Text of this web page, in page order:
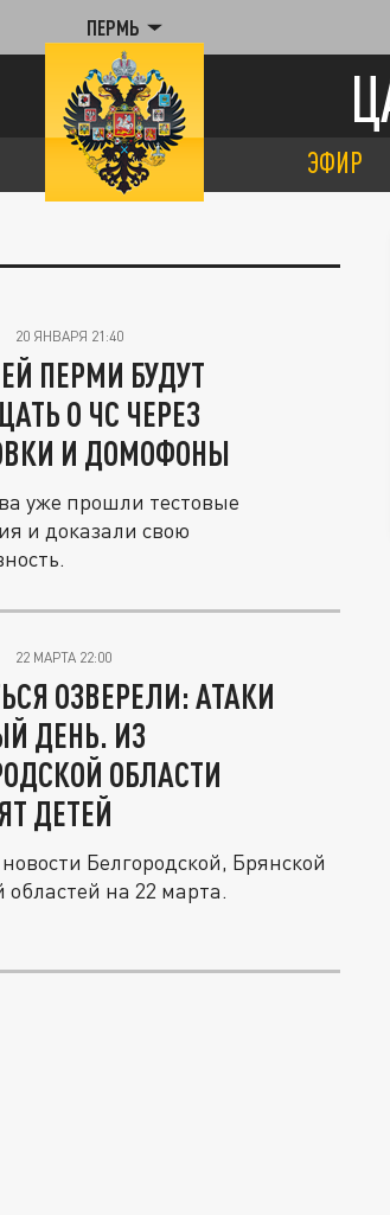
ПЕРМЬ
ЭФИР
20 ЯНВАРЯ 21:40
ПЕРМИ БУДУТ
О ЧС ЧЕРЕЗ
И ДОМОФОНЫ
уже прошли тестовые
и доказали свою
22 МАРТА 22:00
ОЗВЕРЕЛИ: АТАКИ
ДЕНЬ. ИЗ
ОБЛАСТИ
ДЕТЕЙ
Белгородской, Брянской
областей на 22 марта.